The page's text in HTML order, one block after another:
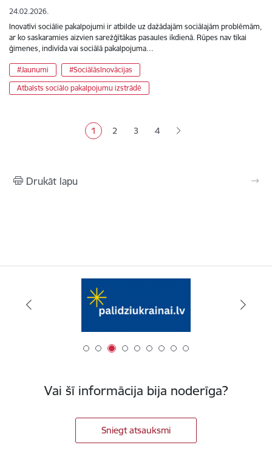
24.02.2026.
Inovatīvi sociālie pakalpojumi ir atbilde uz dažādajām sociālajām problēmām,
ar ko saskaramies aizvien sarežģītākas pasaules ikdienā. Rūpes nav tikai
ģimenes, indivīda vai sociālā pakalpojuma…
#Jaunumi
#SociālāsInovācijas
Atbalsts sociālo pakalpojumu izstrādē
Pašreizējā lapa
1 Lapa
2 Lapa
3 Lapa
4
Drukāt lapu
Vai šī informācija bija noderīga?
Sniegt atsauksmi